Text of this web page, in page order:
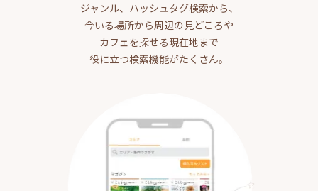
ジャンル、ハッシュタグ検索から、
今いる場所から周辺の見どころや
カフェを探せる現在地まで
役に立つ検索機能がたくさん。